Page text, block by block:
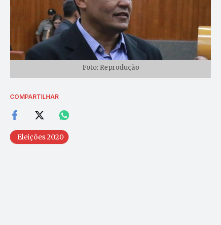
Foto: Reprodução
COMPARTILHAR
Eleições 2020